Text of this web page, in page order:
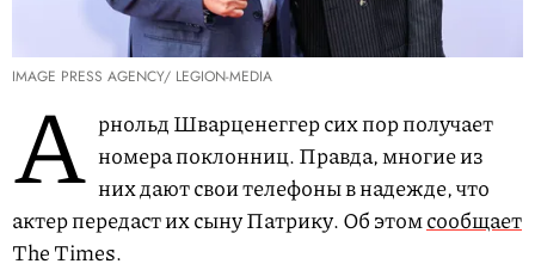
IMAGE PRESS AGENCY/ LEGION-MEDIA
А рнольд Шварценеггер сих пор получает
номера поклонниц. Правда, многие из
них дают свои телефоны в надежде, что
актер передаст их сыну Патрику. Об этомсообщает
The Times.